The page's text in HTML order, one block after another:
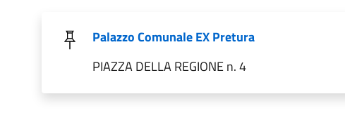
Palazzo Comunale EX Pretura
PIAZZA DELLA REGIONE n. 4